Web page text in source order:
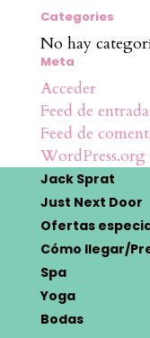
Categories
No hay
Meta
Acceder
Feed de
Feed de
WordPress.org
Jack Sprat
Just Next Door
Ofertas
Cómo llegar/
Spa
Yoga
Bodas